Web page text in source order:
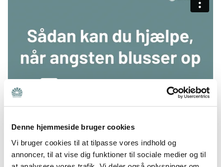
Denne hjemmeside bruger cookies
Vi bruger cookies til at tilpasse vores indhold og
annoncer, til at vise dig funktioner til sociale medier og til
Vil du have tilsendt alt vores materiale om